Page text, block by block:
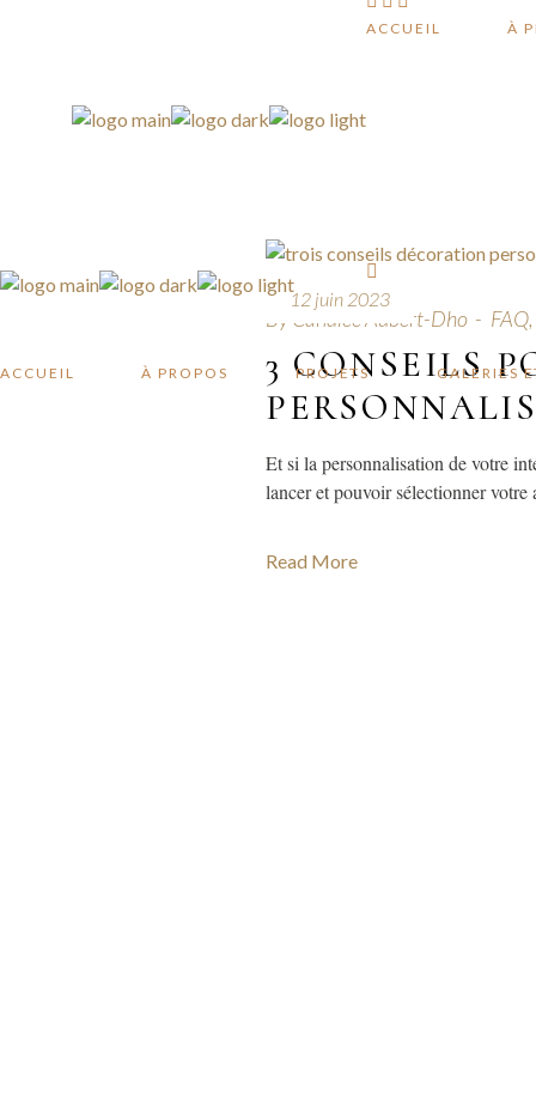
ACCUEIL À
ACCUEIL À PROPOS PROJETS GALERIES
12 juin 2023
By Candice Aubert-Dho FAQ,
3 CONSEILS
Et si la personnalisation de votre
lancer et pouvoir sélectionner votre
Read More